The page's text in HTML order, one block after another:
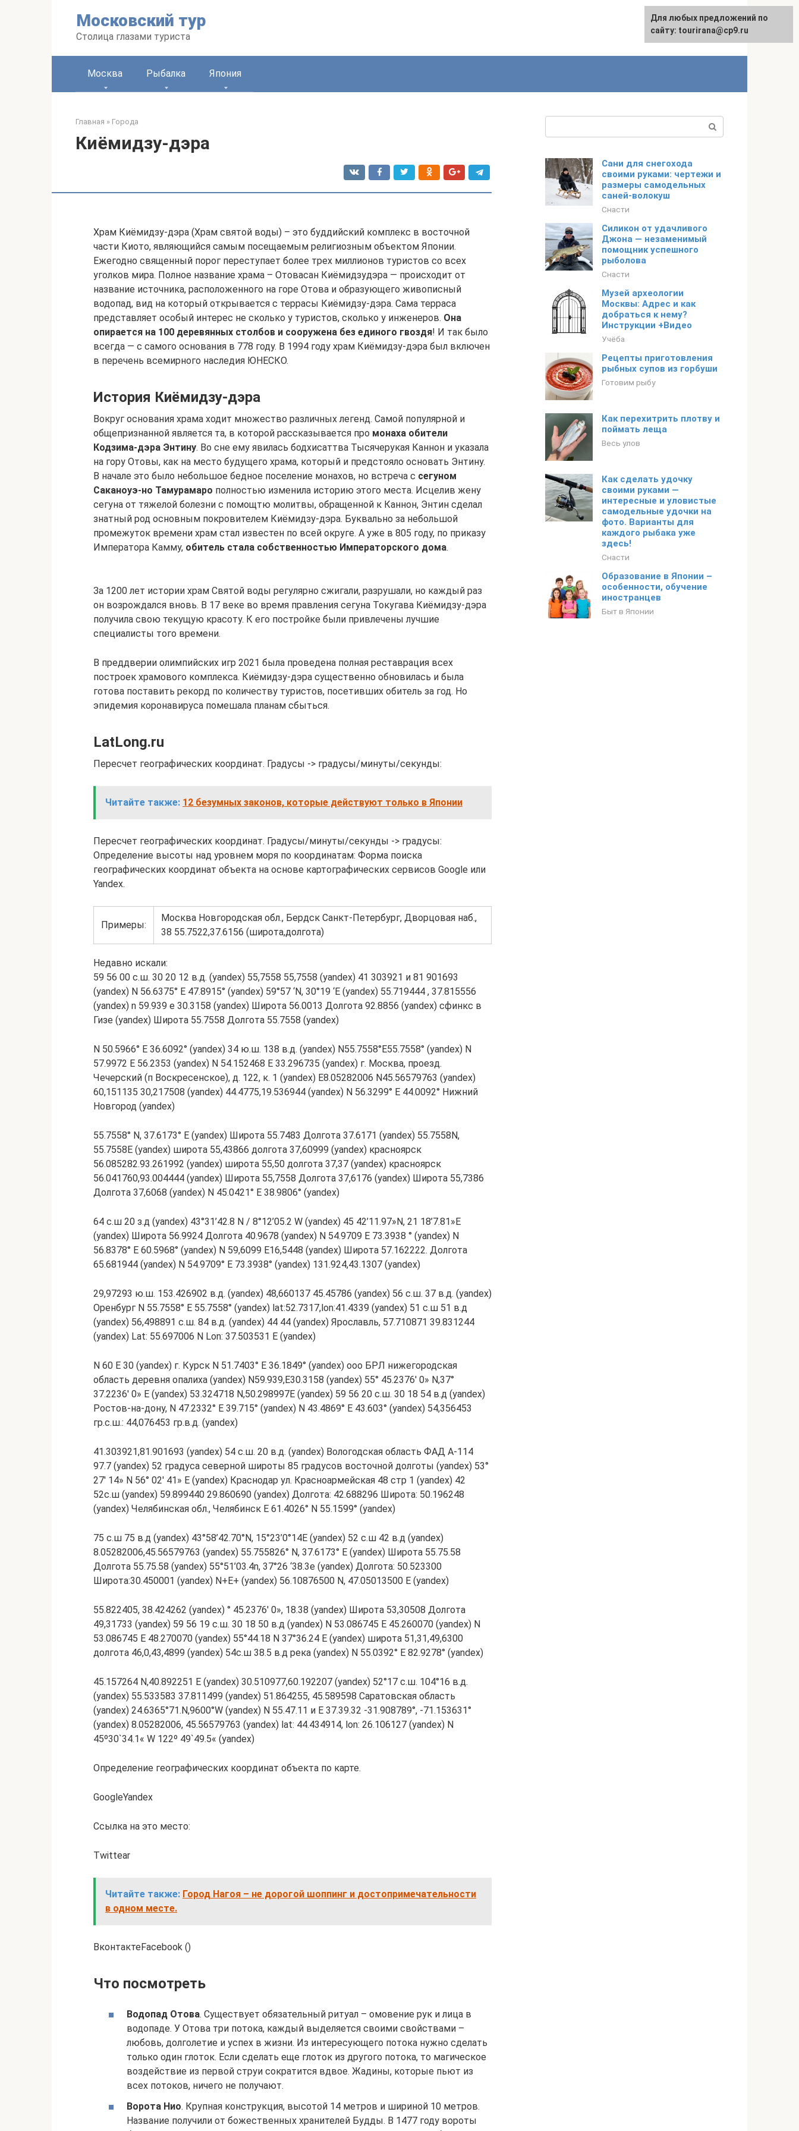
Московский тур
Столица глазами туриста
English
Москва Рыбалка Япония
Главная » Города
Киёмидзу-дэра
Храм Киёмидзу-дэра (Храм святой воды) – это буддийский комплекс в восточной
части Киото, являющийся самым посещаемым религиозным объектом Японии.
Ежегодно священный порог переступает более трех миллионов туристов со всех
уголков мира. Полное название храма – Отовасан Киёмидзудэра — происходит от
название источника, расположенного на горе Отова и образующего живописный
водопад, вид на который открывается с террасы Киёмидзу-дэра. Сама терраса
представляет особый интерес не сколько у туристов, сколько у инженеров. Она
опирается на 100 деревянных столбов и сооружена без единого гвоздя! И так было
всегда — с самого основания в 778 году. В 1994 году храм Киёмидзу-дэра был включен
в перечень всемирного наследия ЮНЕСКО.
История Киёмидзу-дэра
Вокруг основания храма ходит множество различных легенд. Самой популярной и
общепризнанной является та, в которой рассказывается про монаха обители
Кодзима-дэра Энтину. Во сне ему явилась бодхисаттва Тысячерукая Каннон и указала
на гору Отовы, как на место будущего храма, который и предстояло основать Энтину.
В начале это было небольшое бедное поселение монахов, но встреча с сегуном
Саканоуэ-но Тамурамаро полностью изменила историю этого места. Исцелив жену
сегуна от тяжелой болезни с помощтю молитвы, обращенной к Каннон, Энтин сделал
знатный род основным покровителем Киёмидзу-дэра. Буквально за небольшой
промежуток времени храм стал известен по всей округе. А уже в 805 году, по приказу
Императора Камму, обитель стала собственностью Императорского дома.
За 1200 лет истории храм Святой воды регулярно сжигали, разрушали, но каждый раз
он возрождался вновь. В 17 веке во время правления сегуна Токугава Киёмидзу-дэра
получила свою текущую красоту. К его постройке были привлечены лучшие
специалисты того времени.
В преддверии олимпийских игр 2021 была проведена полная реставрация всех
построек храмового комплекса. Киёмидзу-дэра существенно обновилась и была
готова поставить рекорд по количеству туристов, посетивших обитель за год. Но
эпидемия коронавируса помешала планам сбыться.
LatLong.ru
Пересчет географических координат. Градусы -> градусы/минуты/секунды:
Читайте также: 12 безумных законов, которые действуют только в Японии
Пересчет географических координат. Градусы/минуты/секунды -> градусы:
Определение высоты над уровнем моря по координатам: Форма поиска
географических координат объекта на основе картографических сервисов Google или
Yandex.
Примеры:
Москва Новгородская обл., Бердск Санкт-Петербург, Дворцовая наб.,
38 55.7522,37.6156 (широта,долгота)
Недавно искали:
59 56 00 с.ш. 30 20 12 в.д. (yandex) 55,7558 55,7558 (yandex) 41 303921 и 81 901693
(yandex) N 56.6375° E 47.8915° (yandex) 59°57 ‘N, 30°19 ‘E (yandex) 55.719444 , 37.815556
(yandex) n 59.939 e 30.3158 (yandex) Широта 56.0013 Долгота 92.8856 (yandex) сфинкс в
Гизе (yandex) Широта 55.7558 Долгота 55.7558 (yandex)
N 50.5966° E 36.6092° (yandex) 34 ю.ш. 138 в.д. (yandex) N55.7558°E55.7558° (yandex) N
57.9972 E 56.2353 (yandex) N 54.152468 E 33.296735 (yandex) г. Москва, проезд.
Чечерский (п Воскресенское), д. 122, к. 1 (yandex) E8.05282006 N45.56579763 (yandex)
60,151135 30,217508 (yandex) 44.4775,19.536944 (yandex) N 56.3299° E 44.0092° Нижний
Новгород (yandex)
55.7558° N, 37.6173° E (yandex) Широта 55.7483 Долгота 37.6171 (yandex) 55.7558N,
55.7558E (yandex) широта 55,43866 долгота 37,60999 (yandex) красноярск
56.085282.93.261992 (yandex) широта 55,50 долгота 37,37 (yandex) красноярск
56.041760,93.004444 (yandex) Широта 55,7558 Долгота 37,6176 (yandex) Широта 55,7386
Долгота 37,6068 (yandex) N 45.0421° E 38.9806° (yandex)
64 с.ш 20 з.д (yandex) 43°31’42.8 N / 8°12’05.2 W (yandex) 45 42’11.97»N, 21 18’7.81»E
(yandex) Широта 56.9924 Долгота 40.9678 (yandex) N 54.9709 E 73.3938 ° (yandex) N
56.8378° E 60.5968° (yandex) N 59,6099 E16,5448 (yandex) Широта 57.162222. Долгота
65.681944 (yandex) N 54.9709° E 73.3938° (yandex) 131.924,43.1307 (yandex)
29,97293 ю.ш. 153.426902 в.д. (yandex) 48,660137 45.45786 (yandex) 56 с.ш. 37 в.д. (yandex)
Оренбург N 55.7558° E 55.7558° (yandex) lat:52.7317,lon:41.4339 (yandex) 51 с.ш 51 в.д
(yandex) 56,498891 с.ш. 84 в.д. (yandex) 44 44 (yandex) Ярославль, 57.710871 39.831244
(yandex) Lat: 55.697006 N Lon: 37.503531 E (yandex)
N 60 E 30 (yandex) г. Курск N 51.7403° E 36.1849° (yandex) ооо БРЛ нижегородская
область деревня опалиха (yandex) N59.939,E30.3158 (yandex) 55° 45.2376′ 0» N,37°
37.2236′ 0» E (yandex) 53.324718 N,50.298997E (yandex) 59 56 20 с.ш. 30 18 54 в.д (yandex)
Ростов-на-дону, N 47.2332° E 39.715° (yandex) N 43.4869° E 43.603° (yandex) 54,356453
гр.с.ш.: 44,076453 гр.в.д. (yandex)
41.303921,81.901693 (yandex) 54 с.ш. 20 в.д. (yandex) Вологодская область ФАД А-114
97.7 (yandex) 52 градуса северной широты 85 градусов восточной долготы (yandex) 53°
27′ 14» N 56° 02′ 41» E (yandex) Краснодар ул. Красноармейская 48 стр 1 (yandex) 42
52с.ш (yandex) 59.899440 29.860690 (yandex) Долгота: 42.688296 Широта: 50.196248
(yandex) Челябинская обл., Челябинск E 61.4026° N 55.1599° (yandex)
75 с.ш 75 в.д (yandex) 43°58’42.70°N, 15°23’0°14E (yandex) 52 с.ш 42 в.д (yandex)
8.05282006,45.56579763 (yandex) 55.755826° N, 37.6173° E (yandex) Широта 55.75.58
Долгота 55.75.58 (yandex) 55°51’03.4n, 37°26 ‘38.3e (yandex) Долгота: 50.523300
Широта:30.450001 (yandex) N+E+ (yandex) 56.10876500 N, 47.05013500 E (yandex)
55.822405, 38.424262 (yandex) ° 45.2376′ 0», 18.38 (yandex) Широта 53,30508 Долгота
49,31733 (yandex) 59 56 19 с.ш. 30 18 50 в.д (yandex) N 53.086745 E 45.260070 (yandex) N
53.086745 E 48.270070 (yandex) 55°44.18 N 37°36.24 E (yandex) широта 51,31,49,6300
долгота 46,0,43,4899 (yandex) 54с.ш 38.5 в.д река (yandex) N 55.0392° E 82.9278° (yandex)
45.157264 N,40.892251 E (yandex) 30.510977,60.192207 (yandex) 52°17 с.ш. 104°16 в.д.
(yandex) 55.533583 37.811499 (yandex) 51.864255, 45.589598 Саратовская область
(yandex) 24.6365°71.N,9600°W (yandex) N 55.47.11 и E 37.39.32 -31.908789°, -71.153631°
(yandex) 8.05282006, 45.56579763 (yandex) lat: 44.434914, lon: 26.106127 (yandex) N
45º30`34.1« W 122º 49`49.5« (yandex)
Определение географических координат объекта по карте.
GoogleYandex
Ссылка на это место:
Twittear
Читайте также: Город Нагоя – не дорогой шоппинг и достопримечательности
в одном месте.
ВконтактеFacebook ()
Что посмотреть
Водопад Отова. Существует обязательный ритуал – омовение рук и лица в
водопаде. У Отова три потока, каждый выделяется своими свойствами –
любовь, долголетие и успех в жизни. Из интересующего потока нужно сделать
только один глоток. Если сделать еще глоток из другого потока, то магическое
воздействие из первой струи сократится вдвое. Жадины, которые пьют из
всех потоков, ничего не получают.
Ворота Нио. Крупная конструкция, высотой 14 метров и шириной 10 метров.
Название получили от божественных хранителей Будды. В 1477 году вороты
Сани для снегохода
своими руками: чертежи и
размеры самодельных
саней-волокуш
Снасти
Силикон от удачливого
Джона — незаменимый
помощник успешного
рыболова
Снасти
Музей археологии
Москвы: Адрес и как
добраться к нему?
Инструкции +Видео
Учёба
Рецепты приготовления
рыбных супов из горбуши
Готовим рыбу
Как перехитрить плотву и
поймать леща
Весь улов
Как сделать удочку
своими руками —
интересные и уловистые
самодельные удочки на
фото. Варианты для
каждого рыбака уже
здесь!
Снасти
Образование в Японии –
особенности, обучение
иностранцев
Быт в Японии
Для любых предложений по
сайту: tourirana@cp9.ru